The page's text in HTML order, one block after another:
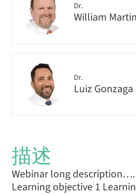
Dr.
William Martin
Dr.
Luiz Gonzaga
描述
Webinar long
Learning objective 1